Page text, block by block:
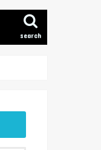
search